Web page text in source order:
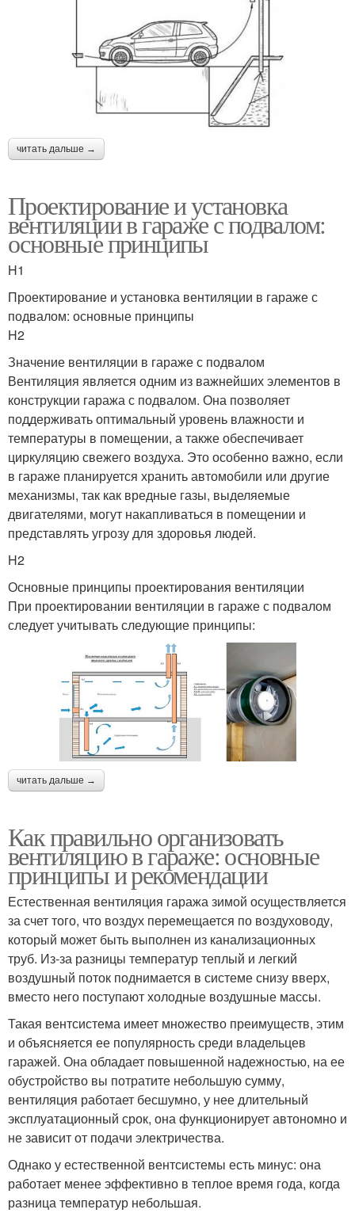
читать дальше →
Проектирование и установка
вентиляции в гараже с подвалом:
основные принципы
H1
Проектирование и установка вентиляции в гараже с
подвалом: основные принципы
H2
Значение вентиляции в гараже с подвалом
Вентиляция является одним из важнейших элементов в
конструкции гаража с подвалом. Она позволяет
поддерживать оптимальный уровень влажности и
температуры в помещении, а также обеспечивает
циркуляцию свежего воздуха. Это особенно важно, если
в гараже планируется хранить автомобили или другие
механизмы, так как вредные газы, выделяемые
двигателями, могут накапливаться в помещении и
представлять угрозу для здоровья людей.
H2
Основные принципы проектирования вентиляции
При проектировании вентиляции в гараже с подвалом
следует учитывать следующие принципы:
читать дальше →
Как правильно организовать
вентиляцию в гараже: основные
принципы и рекомендации
Естественная вентиляция гаража зимой осуществляется
за счет того, что воздух перемещается по воздуховоду,
который может быть выполнен из канализационных
труб. Из-за разницы температур теплый и легкий
воздушный поток поднимается в системе снизу вверх,
вместо него поступают холодные воздушные массы.
Такая вентсистема имеет множество преимуществ, этим
и объясняется ее популярность среди владельцев
гаражей. Она обладает повышенной надежностью, на ее
обустройство вы потратите небольшую сумму,
вентиляция работает бесшумно, у нее длительный
эксплуатационный срок, она функционирует автономно и
не зависит от подачи электричества.
Однако у естественной вентсистемы есть минус: она
работает менее эффективно в теплое время года, когда
разница температур небольшая.